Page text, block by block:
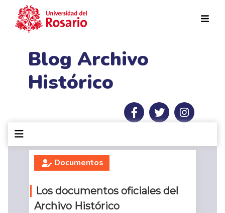
Blog Archivo
Histórico
Documentos
Los documentos oficiales del
Archivo Histórico